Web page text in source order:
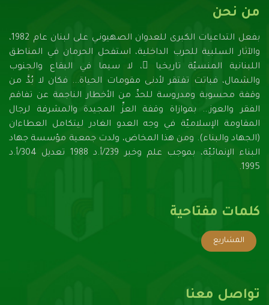
من نحن
بفعل التداعيات الكبرى للعدوان الصهيونـي على لبنان عام 1982،
والآثار السلبية للحرب الداخلية، استفحل الحرمان في المناطق
اللبنانية المنسيّة تاريخيا ً، لا سيما في البقاع والجنوب
والشمال، فباتت تفتقر لأدنـى مقومات الحياة... فكان لا بُدَّ من
وقفة محسوبة ومدروسة للحدِّ من الأخطار الناجمة عن تفاقم
الفقر والعوز... بموازاة وقفة العزِّ المجيدة والمشرفة لرجال
المقاومة الإسلاميّة في وجه العدو الغادر ليتكامل العطاءان
(الجهاد والبناء). ومن هذا المخاض، ولدت جمعية مؤسسة جهاد
البناء الإنمائيّة، بموجب علم وخبر 239/أ.د 1988 تعديل 304/أ.د
1995.
كلمات مفتاحية
المشاريع
تواصل معنا